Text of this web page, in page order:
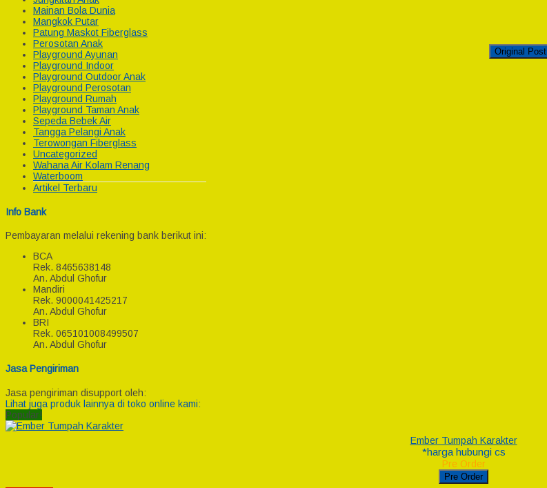
Mainan Bola Dunia
Mangkok Putar
Patung Maskot Fiberglass
Perosotan Anak
Playground Ayunan
Playground Indoor
Playground Outdoor Anak
Playground Perosotan
Playground Rumah
Playground Taman Anak
Sepeda Bebek Air
Tangga Pelangi Anak
Terowongan Fiberglass
Uncategorized
Wahana Air Kolam Renang
Waterboom
Artikel Terbaru
Info Bank
Pembayaran melalui rekening bank berikut ini:
BCA
Rek. 8465638148
An. Abdul Ghofur
Mandiri
Rek. 9000041425217
An. Abdul Ghofur
BRI
Rek. 065101008499507
An. Abdul Ghofur
Jasa Pengiriman
Jasa pengiriman disupport oleh:
Original Post
Lihat juga produk lainnya di toko online kami:
Popular!
Ember Tumpah Karakter
*harga hubungi cs
Pre Order
Pre Order